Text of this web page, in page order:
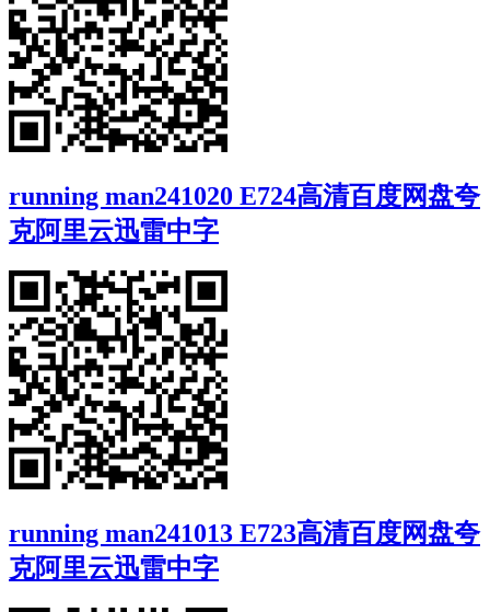
running man241020 E724高清百度网盘夸
克阿里云迅雷中字
running man241013 E723高清百度网盘夸
克阿里云迅雷中字